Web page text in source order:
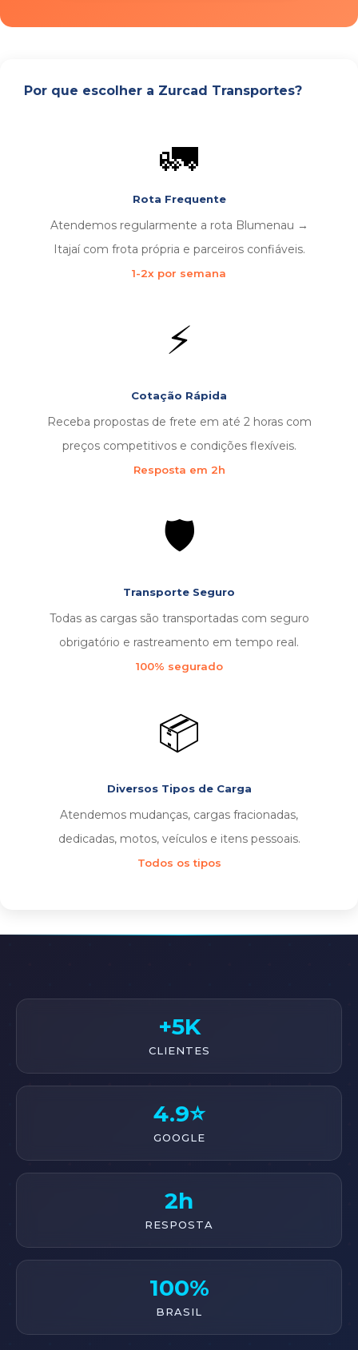
Por que escolher a Zurcad Transportes?
🚛
Rota Frequente
Atendemos regularmente a rota Blumenau →
Itajaí com frota própria e parceiros confiáveis.
1-2x por semana
⚡
Cotação Rápida
Receba propostas de frete em até 2 horas com
preços competitivos e condições flexíveis.
Resposta em 2h
🛡️
Transporte Seguro
Todas as cargas são transportadas com seguro
obrigatório e rastreamento em tempo real.
100% segurado
📦
Diversos Tipos de Carga
Atendemos mudanças, cargas fracionadas,
dedicadas, motos, veículos e itens pessoais.
Todos os tipos
+5K
CLIENTES
4.9⭐
GOOGLE
2h
RESPOSTA
100%
BRASIL